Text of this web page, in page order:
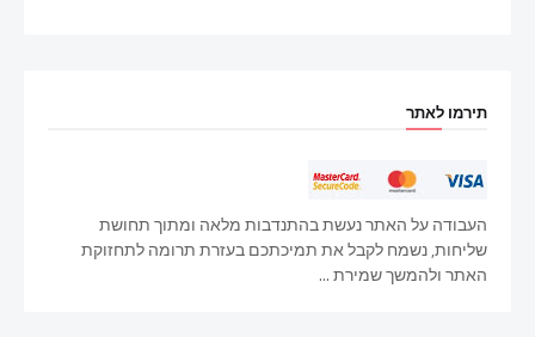
תירמו לאתר
העבודה על האתר נעשת בהתנדבות מלאה ומתוך תחושת
שליחות, נשמח לקבל את תמיכתכם בעזרת תרומה לתחזוקת
האתר ולהמשך שמירת ...